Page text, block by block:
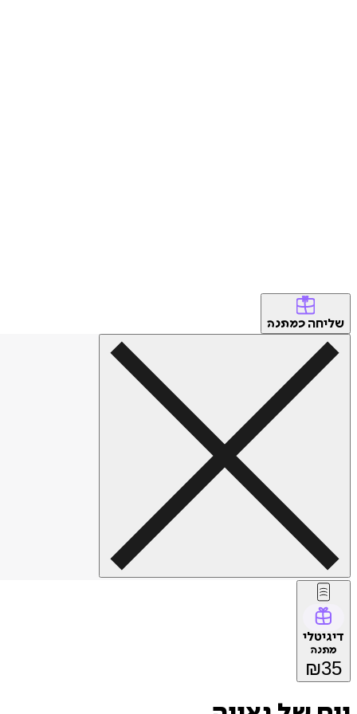
שליחה כמתנה
דיגיטלי
מתנה
₪35